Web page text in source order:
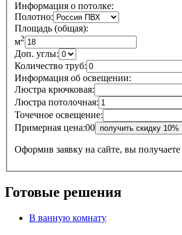
Информация о потолке:
Полотно:
Площадь (общая):
м2
Доп. углы:
Количество труб:
Информация об освещении:
Люстра крючковая:
Люстра потолочная:
Точечное освещение:
Примерная цена:00
Оформив заявку на сайте, вы получаете
Готовые решения
В ванную комнату